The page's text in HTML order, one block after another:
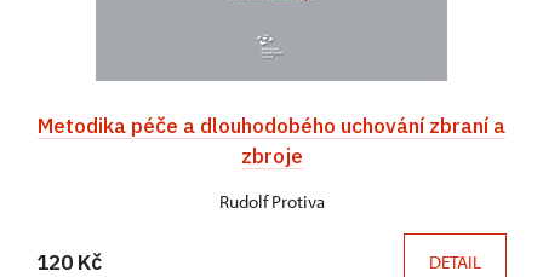
Metodika péče a dlouhodobého uchování zbraní a
zbroje
Rudolf Protiva
120 Kč DETAIL